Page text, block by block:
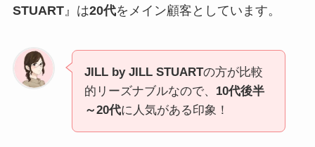
STUART』は20代をメイン顧客としています。
JILL by JILL STUARTの方が比較
的リーズナブルなので、 10代後半
～20代に人気がある印象！